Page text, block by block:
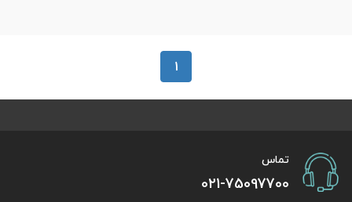
1
تماس
021-75097700